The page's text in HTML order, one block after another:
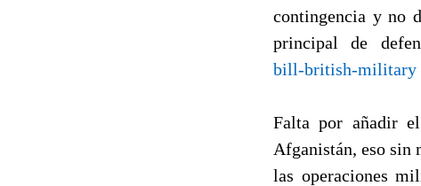
contingencia y no
principal de
bill-british-military
Falta por añadir
Afganistán, eso sin
las operaciones